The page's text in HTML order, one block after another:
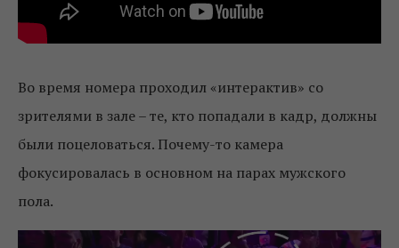
Во время номера проходил «интерактив» со
зрителями в зале – те, кто попадали в кадр, должны
были поцеловаться. Почему-то камера
фокусировалась в основном на парах мужского
пола.